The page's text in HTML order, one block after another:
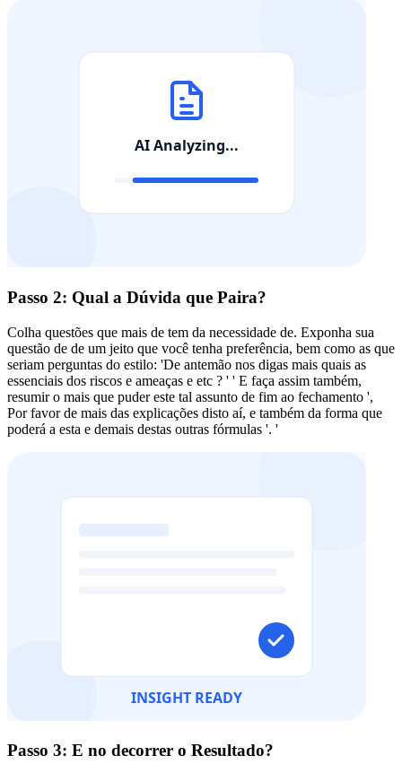
Passo 2: Qual a Dúvida que Paira?
Colha questões que mais de tem da necessidade de. Exponha sua
questão de de um jeito que você tenha preferência, bem como as que
seriam perguntas do estilo: 'De antemão nos digas mais quais as
essenciais dos riscos e ameaças e etc ? ' ' E faça assim também,
resumir o mais que puder este tal assunto de fim ao fechamento ',
Por favor de mais das explicações disto aí, e também da forma que
poderá a esta e demais destas outras fórmulas '. '
Passo 3: E no decorrer o Resultado?